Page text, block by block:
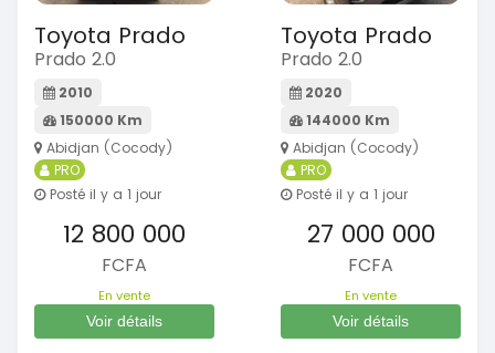
Toyota Prado
Prado 2.0
2010
150000 Km
Abidjan (Cocody)
PRO
Posté il y a 1 jour
12 800 000
FCFA
En vente
Voir détails
Toyota Prado
Prado 2.0
2020
144000 Km
Abidjan (Cocody)
PRO
Posté il y a 1 jour
27 000 000
FCFA
En vente
Voir détails